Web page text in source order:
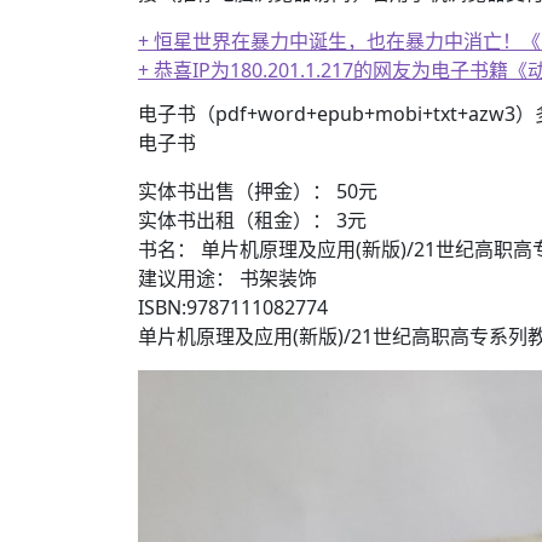
+ 恒星世界在暴力中诞生，也在暴力中消亡！
+ 恭喜IP为180.201.1.217的网友为电子书籍《
电子书（pdf+word+epub+mobi+txt+azw3）
电子书
实体书出售（押金）： 50元
实体书出租（租金）： 3元
书名： 单片机原理及应用(新版)/21世纪高职高
建议用途： 书架装饰
ISBN:9787111082774
单片机原理及应用(新版)/21世纪高职高专系列